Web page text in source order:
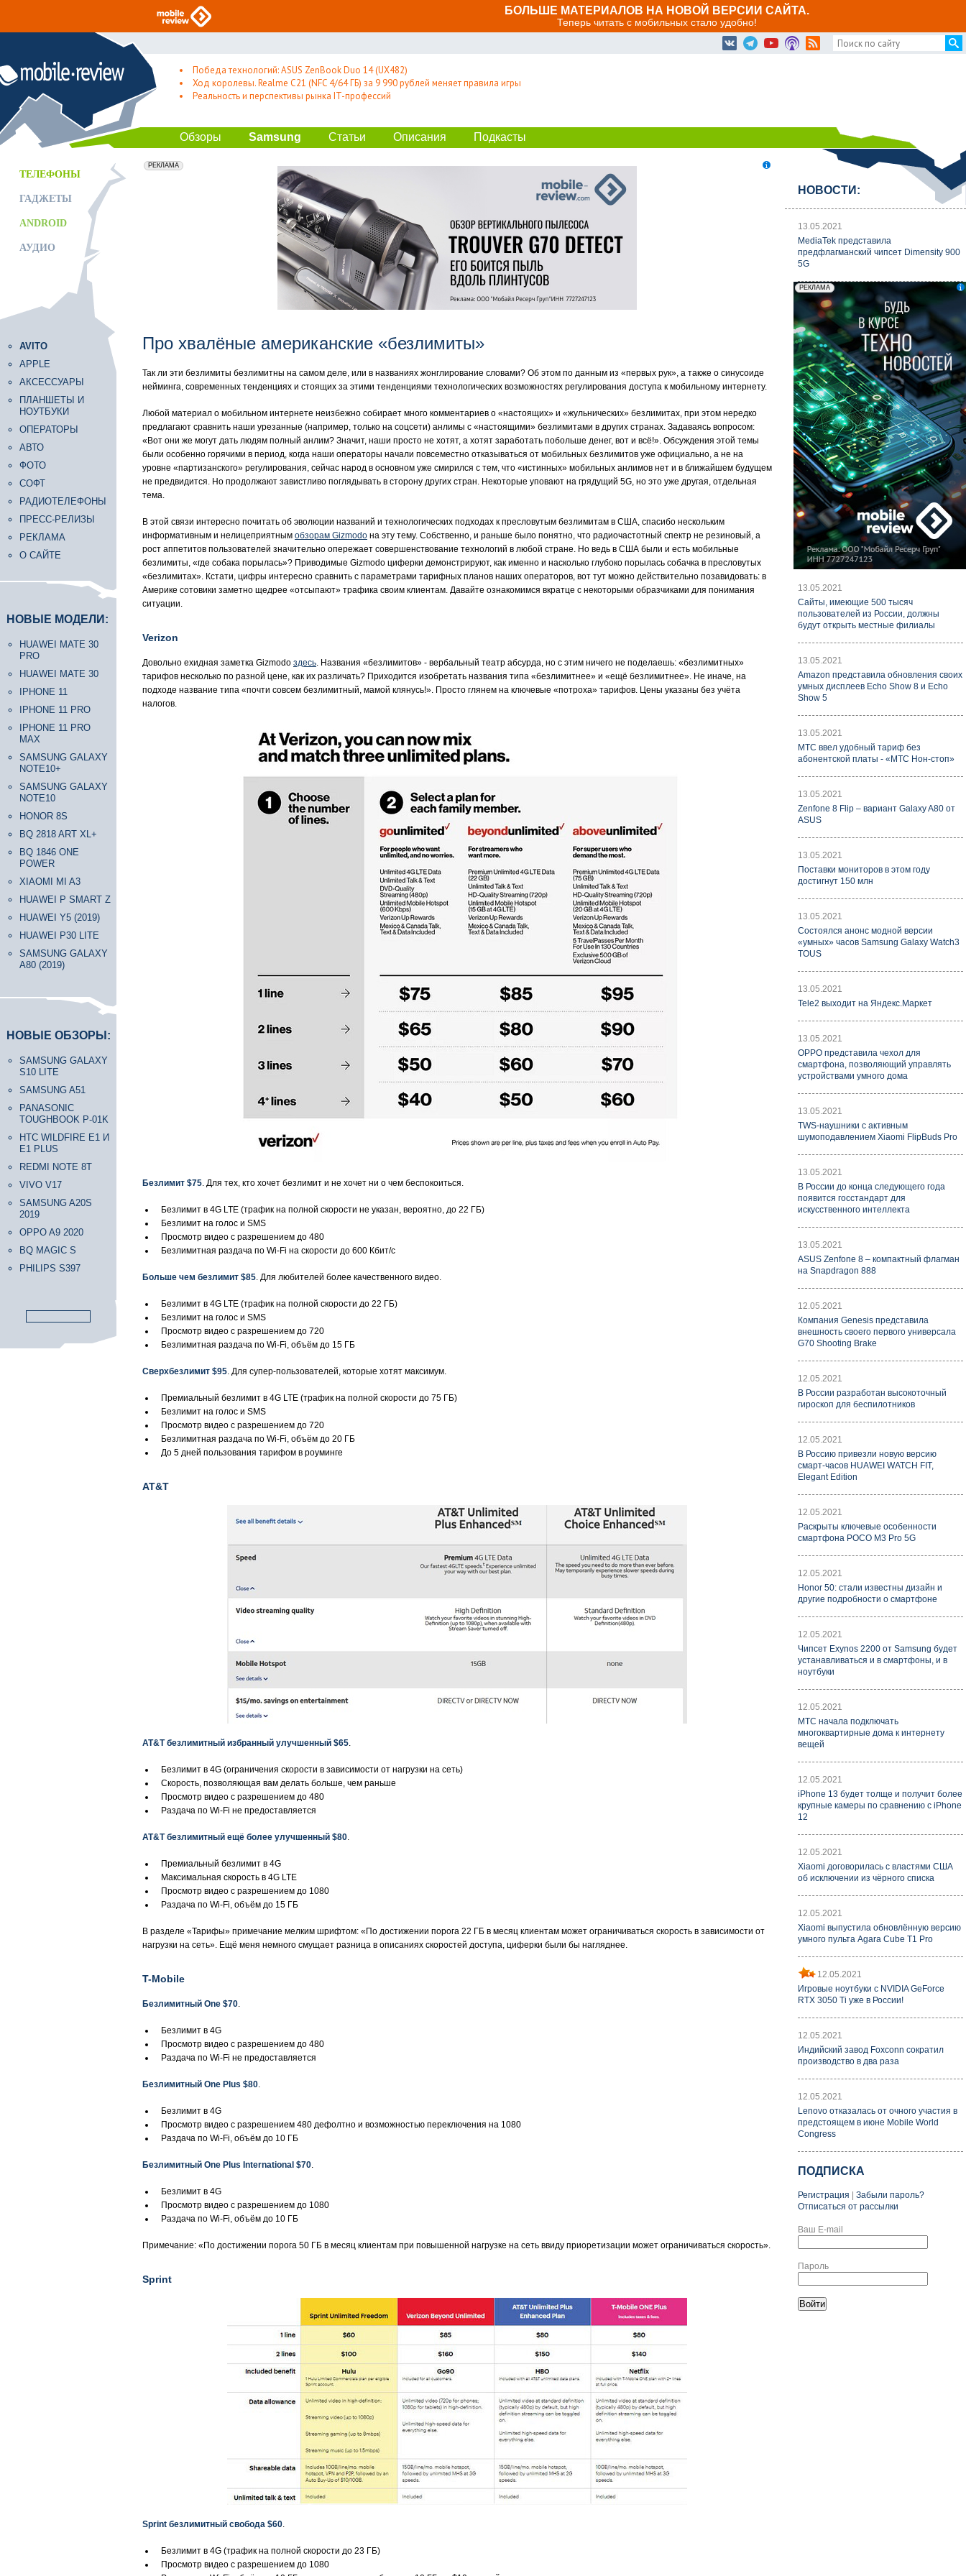
БОЛЬШЕ МАТЕРИАЛОВ НА НОВОЙ ВЕРСИИ САЙТА.
Теперь читать с мобильных стало удобно!
Победа технологий: ASUS ZenBook Duo 14 (UX482)
Ход королевы. Realme C21 (NFC 4/64 ГБ) за 9 990 рублей меняет правила игры
Реальность и перспективы рынка IT-профессий
Обзоры Samsung Статьи Описания Подкасты
ТЕЛЕФОНЫ
ГАДЖЕТЫ
ANDROID
АУДИО
AVITO
APPLE
АКСЕССУАРЫ
ПЛАНШЕТЫ И
НОУТБУКИ
ОПЕРАТОРЫ
АВТО
ФОТО
СОФТ
РАДИОТЕЛЕФОНЫ
ПРЕСС-РЕЛИЗЫ
РЕКЛАМА
О САЙТЕ
НОВЫЕ МОДЕЛИ:
HUAWEI MATE 30
PRO
HUAWEI MATE 30
IPHONE 11
IPHONE 11 PRO
IPHONE 11 PRO
MAX
SAMSUNG GALAXY
NOTE10+
SAMSUNG GALAXY
NOTE10
HONOR 8S
BQ 2818 ART XL+
BQ 1846 ONE
POWER
XIAOMI MI A3
HUAWEI P SMART Z
HUAWEI Y5 (2019)
HUAWEI P30 LITE
SAMSUNG GALAXY
A80 (2019)
НОВЫЕ ОБЗОРЫ:
SAMSUNG GALAXY
S10 LITE
SAMSUNG A51
PANASONIC
TOUGHBOOK P-01K
HTC WILDFIRE E1 И
E1 PLUS
REDMI NOTE 8T
VIVO V17
SAMSUNG A20S
2019
OPPO A9 2020
BQ MAGIC S
PHILIPS S397
erid: 2VfnxxmNzs5
РЕКЛАМА
Про хвалёные американские «безлимиты»
Так ли эти безлимиты безлимитны на самом деле, или в названиях жонглирование словами? Об этом по данным из «первых рук», а также о синусоиде
нейминга, современных тенденциях и стоящих за этими тенденциями технологических возможностях регулирования доступа к мобильному интернету.
Любой материал о мобильном интернете неизбежно собирает много комментариев о «настоящих» и «жульнических» безлимитах, при этом нередко
предлагают сравнить наши урезанные (например, только на соцсети) анлимы с «настоящими» безлимитами в других странах. Задаваясь вопросом:
«Вот они же могут дать людям полный анлим? Значит, наши просто не хотят, а хотят заработать побольше денег, вот и всё!». Обсуждения этой темы
были особенно горячими в период, когда наши операторы начали повсеместно отказываться от мобильных безлимитов уже официально, а не на
уровне «партизанского» регулирования, сейчас народ в основном уже смирился с тем, что «истинных» мобильных анлимов нет и в ближайшем будущем
не предвидится. Но продолжают завистливо поглядывать в сторону других стран. Некоторые уповают на грядущий 5G, но это уже другая, отдельная
тема.
В этой связи интересно почитать об эволюции названий и технологических подходах к пресловутым безлимитам в США, спасибо нескольким
информативным и нелицеприятным обзорам Gizmodo на эту тему. Собственно, и раньше было понятно, что радиочастотный спектр не резиновый, а
рост аппетитов пользователей значительно опережает совершенствование технологий в любой стране. Но ведь в США были и есть мобильные
безлимиты, «где собака порылась»? Приводимые Gizmodo циферки демонстрируют, как именно и насколько глубоко порылась собачка в пресловутых
«безлимитах». Кстати, цифры интересно сравнить с параметрами тарифных планов наших операторов, вот тут можно действительно позавидовать: в
Америке сотовики заметно щедрее «отсыпают» трафика своим клиентам. Давайте ознакомимся вкратце с некоторыми образчиками для понимания
ситуации.
Verizon
Довольно ехидная заметка Gizmodo здесь. Названия «безлимитов» - вербальный театр абсурда, но с этим ничего не поделаешь: «безлимитных»
тарифов несколько по разной цене, как их различать? Приходится изобретать названия типа «безлимитнее» и «ещё безлимитнее». Не иначе, на
подходе название типа «почти совсем безлимитный, мамой клянусь!». Просто глянем на ключевые «потроха» тарифов. Цены указаны без учёта
налогов.
Безлимит $75. Для тех, кто хочет безлимит и не хочет ни о чем беспокоиться.
Безлимит в 4G LTE (трафик на полной скорости не указан, вероятно, до 22 ГБ)
Безлимит на голос и SMS
Просмотр видео с разрешением до 480
Безлимитная раздача по Wi-Fi на скорости до 600 Кбит/с
Больше чем безлимит $85. Для любителей более качественного видео.
Безлимит в 4G LTE (трафик на полной скорости до 22 ГБ)
Безлимит на голос и SMS
Просмотр видео с разрешением до 720
Безлимитная раздача по Wi-Fi, объём до 15 ГБ
Сверхбезлимит $95. Для супер-пользователей, которые хотят максимум.
Премиальный безлимит в 4G LTE (трафик на полной скорости до 75 ГБ)
Безлимит на голос и SMS
Просмотр видео с разрешением до 720
Безлимитная раздача по Wi-Fi, объём до 20 ГБ
До 5 дней пользования тарифом в роуминге
AT&T
AT&T безлимитный избранный улучшенный $65.
Безлимит в 4G (ограничения скорости в зависимости от нагрузки на сеть)
Скорость, позволяющая вам делать больше, чем раньше
Просмотр видео с разрешением до 480
Раздача по Wi-Fi не предоставляется
AT&T безлимитный ещё более улучшенный $80.
Премиальный безлимит в 4G
Максимальная скорость в 4G LTE
Просмотр видео с разрешением до 1080
Раздача по Wi-Fi, объём до 15 ГБ
В разделе «Тарифы» примечание мелким шрифтом: «По достижении порога 22 ГБ в месяц клиентам может ограничиваться скорость в зависимости от
нагрузки на сеть». Ещё меня немного смущает разница в описаниях скоростей доступа, циферки были бы нагляднее.
T-Mobile
Безлимитный One $70.
Безлимит в 4G
Просмотр видео с разрешением до 480
Раздача по Wi-Fi не предоставляется
Безлимитный One Plus $80.
Безлимит в 4G
Просмотр видео с разрешением 480 дефолтно и возможностью переключения на 1080
Раздача по Wi-Fi, объём до 10 ГБ
Безлимитный One Plus International $70.
Безлимит в 4G
Просмотр видео с разрешением до 1080
Раздача по Wi-Fi, объём до 10 ГБ
Примечание: «По достижении порога 50 ГБ в месяц клиентам при повышенной нагрузке на сеть ввиду приоретизации может ограничиваться скорость».
Sprint
Sprint безлимитный свобода $60.
Безлимит в 4G (трафик на полной скорости до 23 ГБ)
Просмотр видео с разрешением до 1080
НОВОСТИ:
13.05.2021
MediaTek представила
предфлагманский чипсет Dimensity 900
5G
13.05.2021
Cайты, имеющие 500 тысяч
пользователей из России, должны
будут открыть местные филиалы
13.05.2021
Amazon представила обновления своих
умных дисплеев Echo Show 8 и Echo
Show 5
13.05.2021
МТС ввел удобный тариф без
абонентской платы - «МТС Нон-стоп»
13.05.2021
Zenfone 8 Flip – вариант Galaxy A80 от
ASUS
13.05.2021
Поставки мониторов в этом году
достигнут 150 млн
13.05.2021
Состоялся анонс модной версии
«умных» часов Samsung Galaxy Watch3
TOUS
13.05.2021
Tele2 выходит на Яндекс.Маркет
13.05.2021
OPPO представила чехол для
смартфона, позволяющий управлять
устройствами умного дома
13.05.2021
TWS-наушники с активным
шумоподавлением Xiaomi FlipBuds Pro
13.05.2021
В России до конца следующего года
появится госстандарт для
искусственного интеллекта
13.05.2021
ASUS Zenfone 8 – компактный флагман
на Snapdragon 888
12.05.2021
Компания Genesis представила
внешность своего первого универсала
G70 Shooting Brake
12.05.2021
В России разработан высокоточный
гироскоп для беспилотников
12.05.2021
В Россию привезли новую версию
смарт-часов HUAWEI WATCH FIT,
Elegant Edition
12.05.2021
Раскрыты ключевые особенности
смартфона POCO M3 Pro 5G
12.05.2021
Honor 50: стали известны дизайн и
другие подробности о смартфоне
12.05.2021
Чипсет Exynos 2200 от Samsung будет
устанавливаться и в смартфоны, и в
ноутбуки
12.05.2021
МТС начала подключать
многоквартирные дома к интернету
вещей
12.05.2021
iPhone 13 будет толще и получит более
крупные камеры по сравнению с iPhone
12
12.05.2021
Xiaomi договорилась с властями США
об исключении из чёрного списка
12.05.2021
Xiaomi выпустила обновлённую версию
умного пульта Agara Cube T1 Pro
12.05.2021
Игровые ноутбуки с NVIDIA GeForce
RTX 3050 Ti уже в России!
12.05.2021
Индийский завод Foxconn сократил
производство в два раза
12.05.2021
Lenovo отказалась от очного участия в
предстоящем в июне Mobile World
Congress
ПОДПИСКА
Регистрация
Забыли пароль?
Отписаться от рассылки
Ваш E-mail
Пароль